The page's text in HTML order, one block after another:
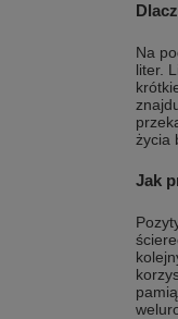
Na
liter.
życia
Jak